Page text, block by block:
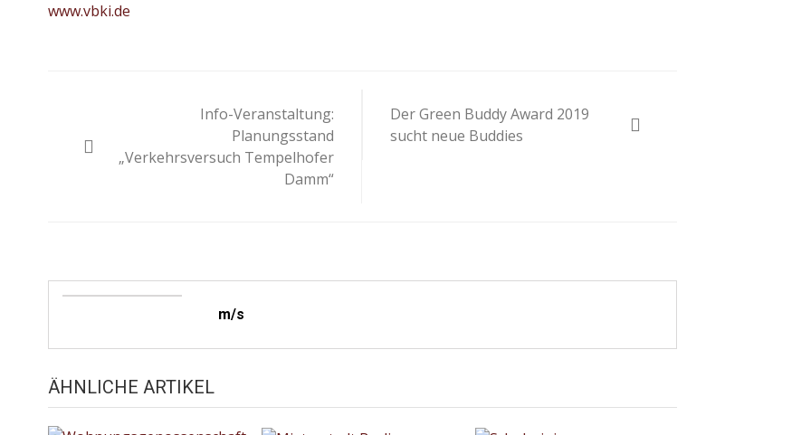
www.vbki.de
Info-Veranstaltung:
Planungsstand
„Verkehrsversuch Tempelhofer
Damm“
Der Green Buddy Award 2019
sucht neue Buddies
m/s
ÄHNLICHE ARTIKEL